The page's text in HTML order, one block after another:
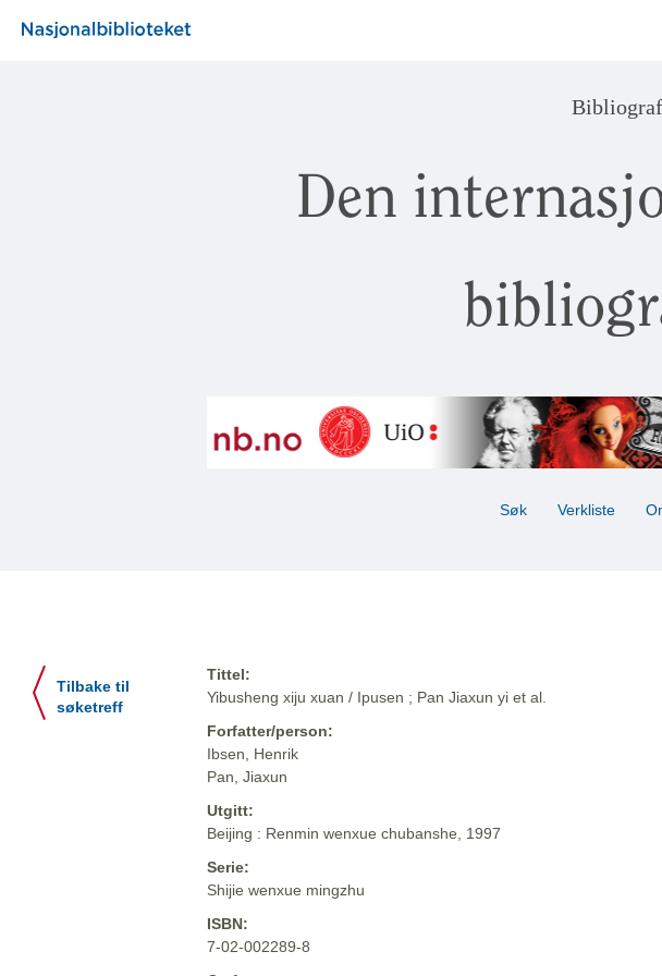
Den
Søk Verkliste
Tilbake til
søketreff
Tittel:
Yibusheng xiju xuan / Ipusen ; Pan Jiaxun yi et al.
Forfatter/person:
Ibsen, Henrik
Pan, Jiaxun
Utgitt:
Beijing : Renmin wenxue chubanshe, 1997
Serie:
Shijie wenxue mingzhu
ISBN:
7-02-002289-8